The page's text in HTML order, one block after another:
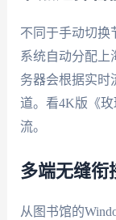
不同于手动切换
系统自动分配上
务器会根据实时
道。看4K版《
流。
多端无缝衔
从图书馆的